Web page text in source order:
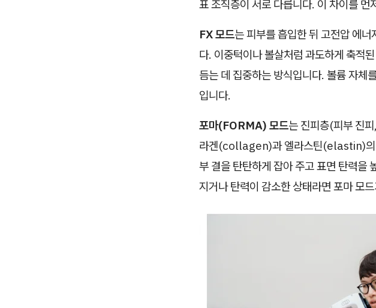
표 조직층이 서로 다릅니다. 이 차이를
FX 모드는 피부를 흡입한 뒤 고전압 에
다. 이중턱이나 볼살처럼 과도하게 축적
듬는 데 집중하는 방식입니다. 볼륨 자체
입니다.
포마(FORMA) 모드는 진피층(피부 진
라겐(collagen)과 엘라스틴(elastin)의
부 결을 탄탄하게 잡아 주고 표면 탄력을
지거나 탄력이 감소한 상태라면 포마 모